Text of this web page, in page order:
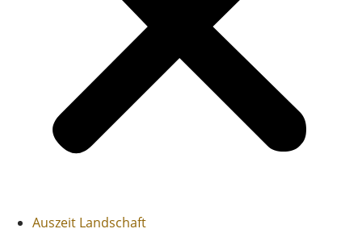
Auszeit Landschaft